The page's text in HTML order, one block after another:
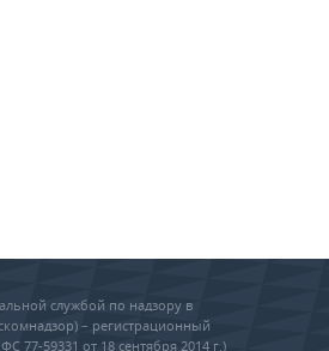
службой по надзору в
– регистрационный
77-59331 от 18 сентября 2014 г.)